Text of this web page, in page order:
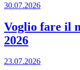
30.07.2026
Voglio fare il
2026
23.07.2026